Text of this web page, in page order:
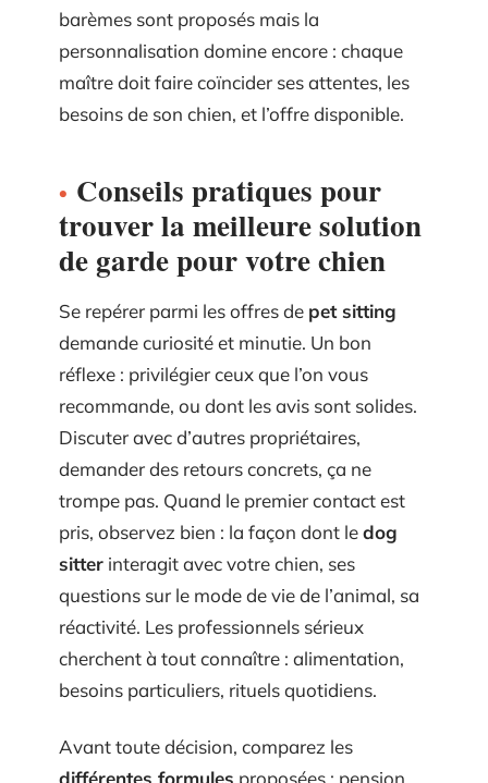
barèmes sont proposés mais la
personnalisation domine encore : chaque
maître doit faire coïncider ses attentes, les
besoins de son chien, et l’offre disponible.
Conseils pratiques pour
trouver la meilleure solution
de garde pour votre chien
Se repérer parmi les offres de pet sitting
demande curiosité et minutie. Un bon
réflexe : privilégier ceux que l’on vous
recommande, ou dont les avis sont solides.
Discuter avec d’autres propriétaires,
demander des retours concrets, ça ne
trompe pas. Quand le premier contact est
pris, observez bien : la façon dont ledog
sitter interagit avec votre chien, ses
questions sur le mode de vie de l’animal, sa
réactivité. Les professionnels sérieux
cherchent à tout connaître : alimentation,
besoins particuliers, rituels quotidiens.
Avant toute décision, comparez les
différentes formules proposées : pension,